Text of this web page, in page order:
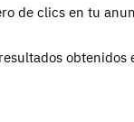
de clics en tu
obtenidos